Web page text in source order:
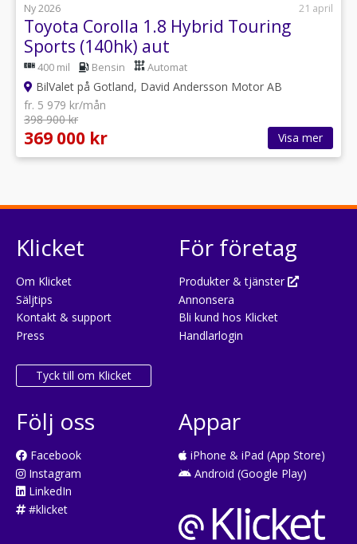
Ny 2026
21 april
Toyota Corolla 1.8 Hybrid Touring
Sports (140hk) aut
400 mil Bensin Automat
BilValet på Gotland, David Andersson Motor AB
fr. 5 979 kr/mån
398 900 kr
369 000 kr Visa mer
Klicket
Om Klicket
Säljtips
Kontakt & support
Press
Tyck till om Klicket
För företag
Produkter & tjänster
Annonsera
Bli kund hos Klicket
Handlarlogin
Följ oss
Facebook
Instagram
LinkedIn
#klicket
Appar
iPhone & iPad (App Store)
Android (Google Play)